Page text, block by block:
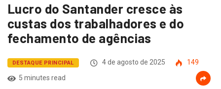
Lucro do Santander cresce às
custas dos trabalhadores e do
fechamento de agências
DESTAQUE PRINCIPAL 4 de agosto de 2025
149
5 minutes read